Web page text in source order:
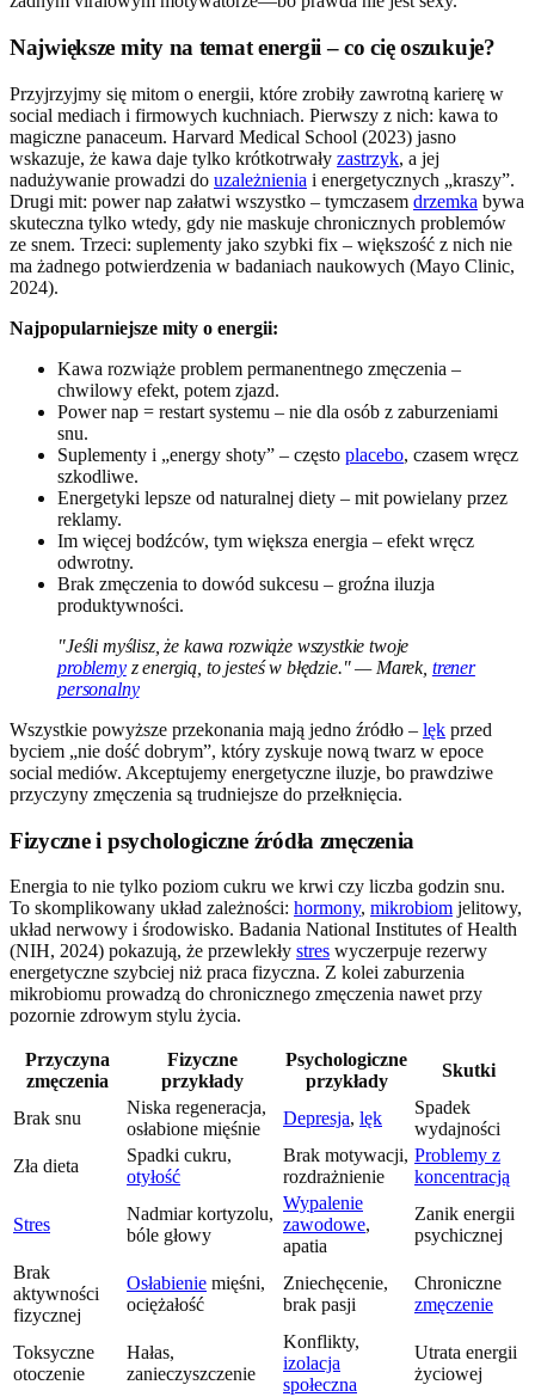
Największe mity na temat energii – co cię oszukuje?
Przyjrzyjmy się mitom o energii, które zrobiły zawrotną karierę w
social mediach i firmowych kuchniach. Pierwszy z nich: kawa to
magiczne panaceum. Harvard Medical School (2023) jasno
wskazuje, że kawa daje tylko krótkotrwały zastrzyk, a jej
nadużywanie prowadzi do uzależnienia i energetycznych „kraszy”.
Drugi mit: power nap załatwi wszystko – tymczasem drzemka bywa
skuteczna tylko wtedy, gdy nie maskuje chronicznych problemów
ze snem. Trzeci: suplementy jako szybki fix – większość z nich nie
ma żadnego potwierdzenia w badaniach naukowych (Mayo Clinic,
2024).
Najpopularniejsze mity o energii:
Kawa rozwiąże problem permanentnego zmęczenia –
chwilowy efekt, potem zjazd.
Power nap = restart systemu – nie dla osób z zaburzeniami
snu.
Suplementy i „energy shoty” – często placebo, czasem wręcz
szkodliwe.
Energetyki lepsze od naturalnej diety – mit powielany przez
reklamy.
Im więcej bodźców, tym większa energia – efekt wręcz
odwrotny.
Brak zmęczenia to dowód sukcesu – groźna iluzja
produktywności.
"Jeśli myślisz, że kawa rozwiąże wszystkie twoje
problemyz energią, to jesteś w błędzie." — Marek, trener
personalny
Wszystkie powyższe przekonania mają jedno źródło – lęk przed
byciem „nie dość dobrym”, który zyskuje nową twarz w epoce
social mediów. Akceptujemy energetyczne iluzje, bo prawdziwe
przyczyny zmęczenia są trudniejsze do przełknięcia.
Fizyczne i psychologiczne źródła zmęczenia
Energia to nie tylko poziom cukru we krwi czy liczba godzin snu.
To skomplikowany układ zależności: hormony, mikrobiom jelitowy,
układ nerwowy i środowisko. Badania National Institutes of Health
(NIH, 2024) pokazują, że przewlekły stres wyczerpuje rezerwy
energetyczne szybciej niż praca fizyczna. Z kolei zaburzenia
mikrobiomu prowadzą do chronicznego zmęczenia nawet przy
pozornie zdrowym stylu życia.
Przyczyna
zmęczenia
Fizyczne
przykłady
Psychologiczne
przykłady
Skutki
Brak snu
Niska regeneracja,
osłabione mięśnie
Depresja, lęk
Spadek
wydajności
Zła dieta
Spadki cukru,
otyłość
Brak motywacji,
rozdrażnienie
Problemy z
koncentracją
Stres
Nadmiar kortyzolu,
bóle głowy
Wypalenie
zawodowe,
apatia
Zanik energii
psychicznej
Brak
aktywności
fizycznej
Osłabienie mięśni,
ociężałość
Zniechęcenie,
brak pasji
Chroniczne
zmęczenie
Toksyczne
otoczenie
Hałas,
zanieczyszczenie
Konflikty,
izolacja
społeczna
Utrata energii
życiowej